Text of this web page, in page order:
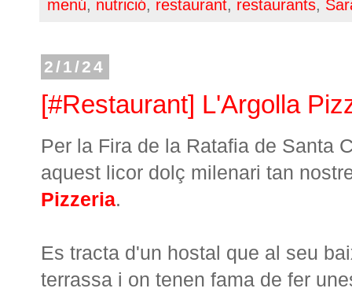
menú, nutrició, restaurant, restaurants,
2/1/24
[#Restaurant] L'Argolla
Per la Fira de la Ratafia de Santa
aquest licor dolç milenari tan
Pizzeria.
Es tracta d'un hostal que al seu
terrassa i on tenen fama de fer